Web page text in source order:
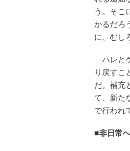
う。そこ
かるだろ
に、むし
ハレと
り戻すこ
だ。補充
て、新た
で行われ
■非日常